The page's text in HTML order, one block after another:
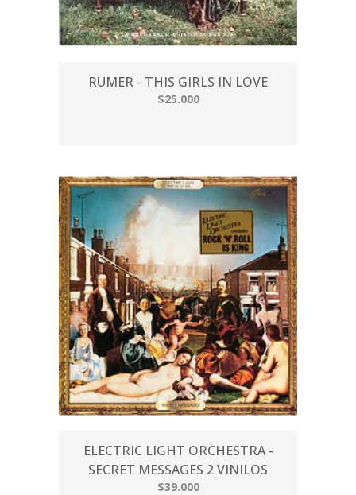
RUMER - THIS GIRLS IN LOVE
$25.000
ELECTRIC LIGHT ORCHESTRA -
SECRET MESSAGES 2 VINILOS
$39.000